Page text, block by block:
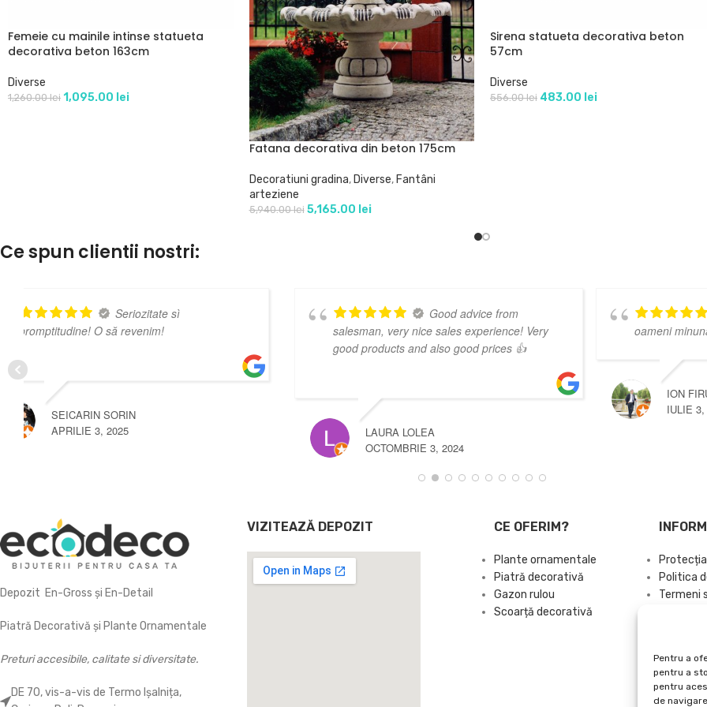
Pentru a
pentru a
pentru
de
Femeie cu mainile intinse statueta
decorativa beton 163cm
Diverse
1,260.00lei 1,095.00 lei
Fatana decorativa din beton 175cm
Decoratiuni gradina, Diverse, Fantâni
arteziene
5,940.00lei 5,165.00 lei
Sirena statueta decorativa beton
57cm
Diverse
556.00lei 483.00 lei
Ce spun clientii nostri:
Good advice from
salesman, very nice sales experience! Very
LAURA LOLEA
Foarte serviabili.Niste
oameni minunati!
Depozit En-Gross și En-Detail
Piatră Decorativă și Plante Ornamentale
Preturi accesibile, calitate si diversitate.
DE 70, vis-a-vis de Termo Ișalnița,
VIZITEAZĂ DEPOZIT CE OFERIM?
Plante ornamentale
Piatră decorativă
Gazon rulou
Scoarță decorativă
Politica
Termeni